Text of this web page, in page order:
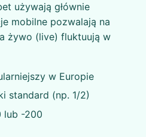
używają głównie
mobilne pozwalają na
żywo (live) fluktuują w
w Europie
standard (np. 1/2)
lub -200